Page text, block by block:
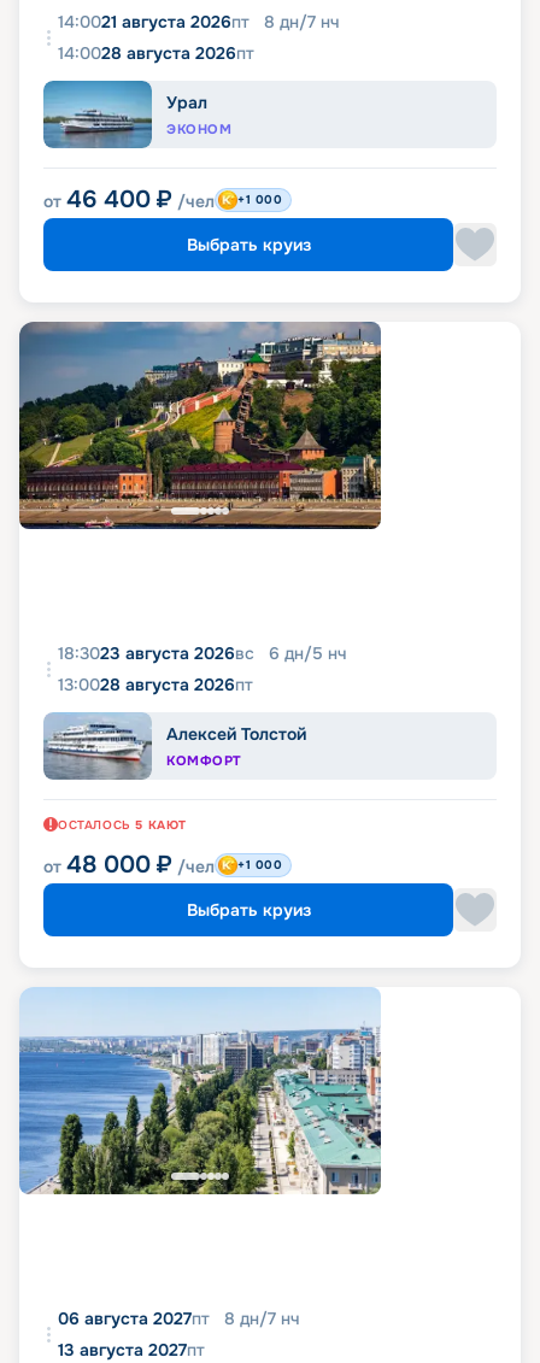
14:0021 августа 2026пт 8 дн/7 нч
14:0028 августа 2026пт
Урал
ЭКОНОМ
от 46 400 ₽ /чел +1 000
Выбрать круиз
18:3023 августа 2026вс 6 дн/5 нч
13:0028 августа 2026пт
Алексей Толстой
КОМФОРТ
ОСТАЛОСЬ 5 КАЮТ
от 48 000 ₽ /чел +1 000
Выбрать круиз
06 августа 2027пт 8 дн/7 нч
13 августа 2027пт